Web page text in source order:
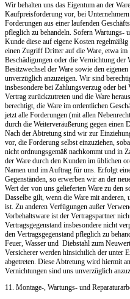
Wir behalten uns das Eigentum an der
Kaufpreisforderung vor, bei
Forderungen aus einer laufenden
pfleglich zu behandeln. Sofern Wartungs-
Kunde diese auf eigene Kosten
einen Zugriff Dritter auf die Ware, etwa
Beschädigungen oder die Vernichtung der
Besitzwechsel der Ware sowie den
unverzüglich anzuzeigen. Wir sind
insbesondere bei Zahlungsverzug oder
Vertrag zurückzutreten und die Ware
berechtigt, die Ware im ordentlichen
jetzt alle Forderungen (mit allen
durch die Weiterveräußerung gegen einen
Nach der Abtretung sind wir zur
vor, die Forderung selbst einzuziehen,
nicht ordnungsgemäß nachkommt und in
der Ware durch den Kunden im üblichen
Namen und im Auftrag für uns. Erfolgt
Gegenständen, so erwerben wir an der
Wert der von uns gelieferten Ware zu den
Dasselbe gilt, wenn die Ware mit anderen,
ist. Zu anderen Verfügungen außer
Vorbehaltsware ist der Vertragspartner
Vertragsgegenstand insbesondere nicht
den Vertragsgegenstand pfleglich zu
Feuer, Wasser und Diebstahl zum
Versicherer werden hinsichtlich der unter
abgetreten. Diese Abtretung wird hiermit
Vernichtungen sind uns unverzüglich
11. Montage-, Wartungs- und